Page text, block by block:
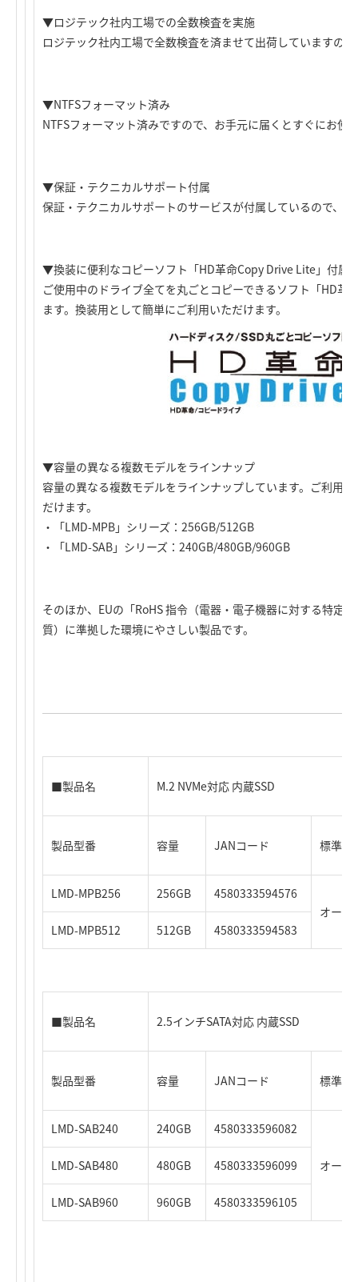
▼ロジテック社内工場での全数検査を実施
ロジテック社内工場で全数検査を済ませて出荷していますの
▼NTFSフォーマット済み
NTFSフォーマット済みですので、お手元に届くとすぐにお使
▼保証・テクニカルサポート付属
保証・テクニカルサポートのサービスが付属しているので、
▼換装に便利なコピーソフト「HD革命Copy Drive Lite」付属
ご使用中のドライブ全てを丸ごとコピーできるソフト「HD革
ます。換装用として簡単にご利用いただけます。
▼容量の異なる複数モデルをラインナップ
容量の異なる複数モデルをラインナップしています。ご利用
だけます。
・「LMD-MPB」シリーズ：256GB/512GB
・「LMD-SAB」シリーズ：240GB/480GB/960GB
そのほか、EUの「RoHS 指令（電器・電子機器に対する特定
質）に準拠した環境にやさしい製品です。
■製品名 M.2 NVMe対応 内蔵SSD
製品型番 容量 JANコード 標準価
LMD-MPB256 256GB
4580333594576
オープ
LMD-MPB512
512GB 4580333594583
■製品名 2.5インチSATA対応 内蔵SSD
製品型番 容量 JANコード 標準価
LMD-SAB240 240GB 4580333596082
オープ
LMD-SAB480 480GB 4580333596099
LMD-SAB960 960GB 4580333596105